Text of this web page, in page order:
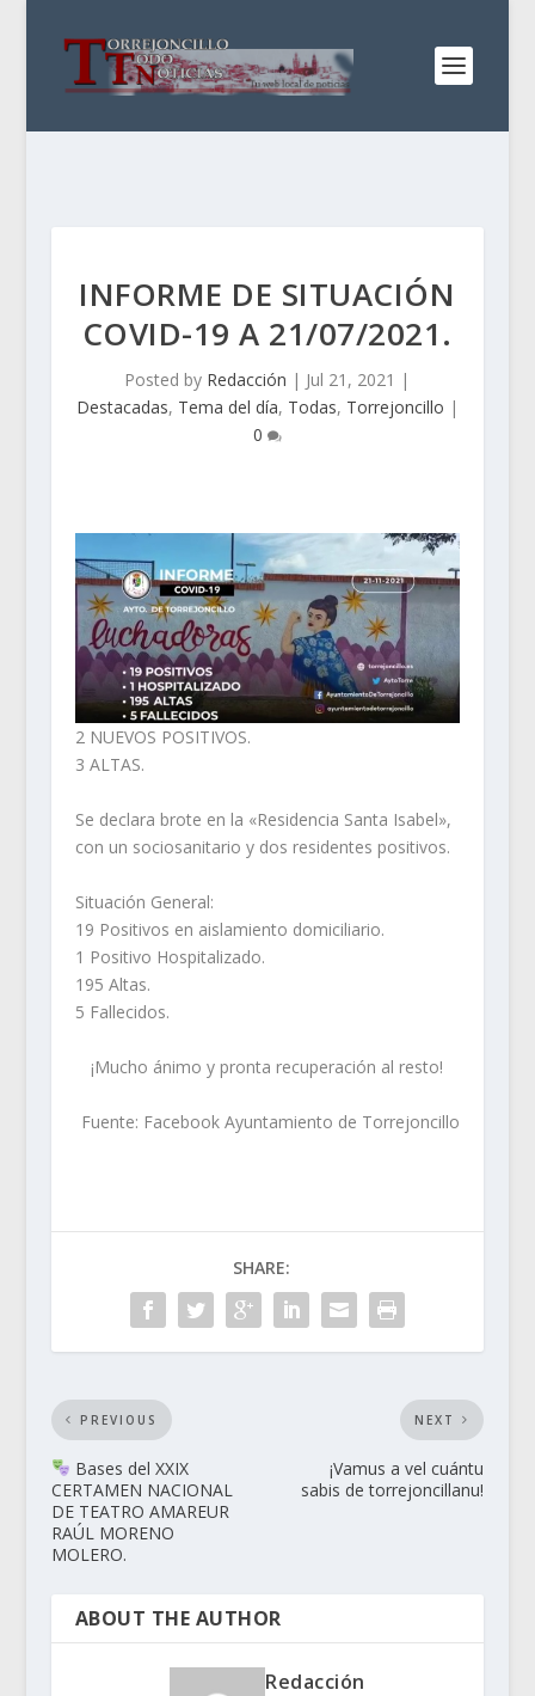
INFORME DE SITUACIÓN
COVID-19 A 21/07/2021.
Posted by Redacción | Jul 21, 2021 |
Destacadas, Tema del día, Todas, Torrejoncillo |
0
2 NUEVOS POSITIVOS.
3 ALTAS.
Se declara brote en la «Residencia Santa Isabel»,
con un sociosanitario y dos residentes positivos.
Situación General:
19 Positivos en aislamiento domiciliario.
1 Positivo Hospitalizado.
195 Altas.
5 Fallecidos.
¡Mucho ánimo y pronta recuperación al resto!
Fuente: Facebook Ayuntamiento de Torrejoncillo
SHARE:
PREVIOUS
Bases del XXIX
CERTAMEN NACIONAL
DE TEATRO AMAREUR
RAÚL MORENO
MOLERO.
NEXT
¡Vamus a vel cuántu
sabis de torrejoncillanu!
ABOUT THE AUTHOR
Redacción